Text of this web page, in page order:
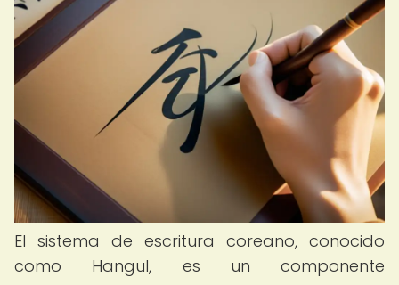
El sistema de escritura coreano, conocido
como Hangul, es un componente